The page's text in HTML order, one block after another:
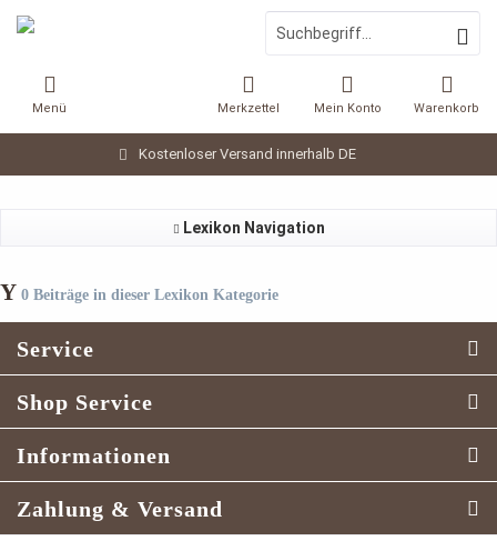
Kostenloser Versand innerhalb DE
Warenkorb
Merkzettel Mein Konto
Menü
Lexikon Navigation
Y 0 Beiträge in dieser Lexikon Kategorie
Service
Shop Service
Informationen
Zahlung & Versand